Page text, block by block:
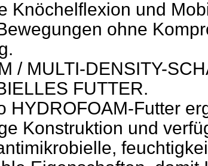
Knöchelflexion und
ohne
/ MULTI-DENSITY-
FUTTER.
HYDROFOAM-Futter
Konstruktion und